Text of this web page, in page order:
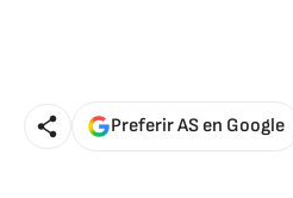
Preferir AS en Google